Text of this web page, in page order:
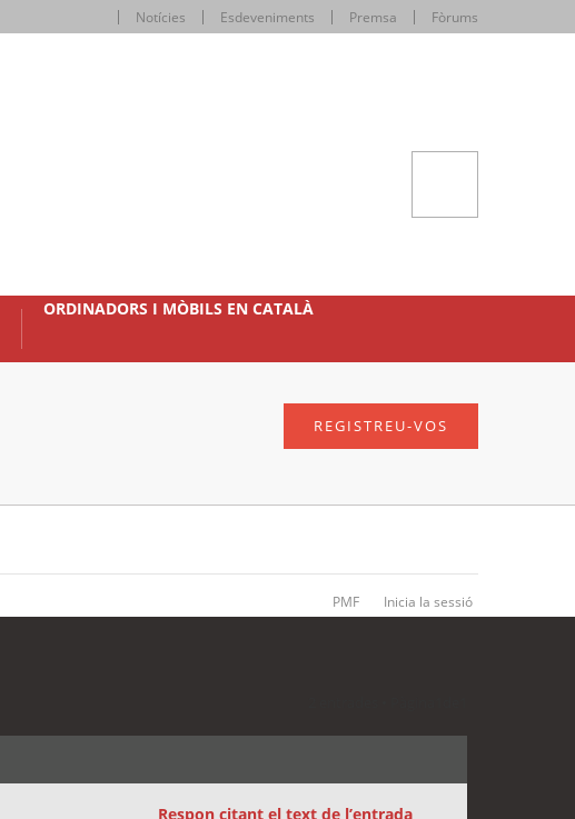
Notícies Esdeveniments Premsa Fòrums
ORDINADORS I MÒBILS EN CATALÀ
REGISTREU-VOS
PMF Inicia la sessió
Respon citant el text de l’entrada